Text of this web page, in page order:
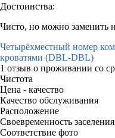
Достоинства:
Чисто, но можно заменить
Четырёхместный номер
кроватями (DBL-DBL)
1 отзыв о проживании со
Чистота
Цена - качество
Качество обслуживания
Расположение
Своевременность заселения
Соответствие фото